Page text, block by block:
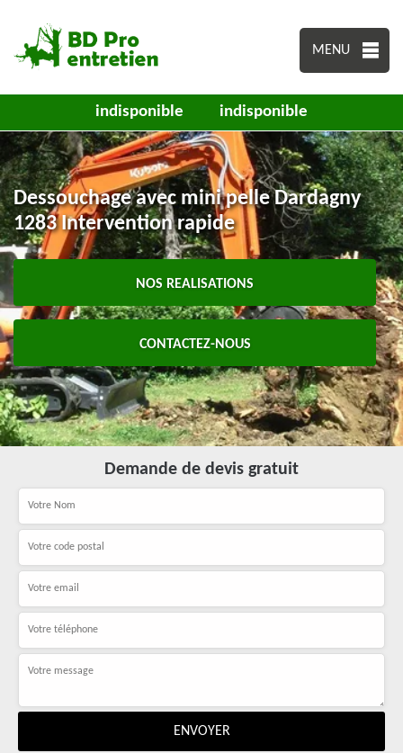
MENU
indisponible indisponible
Dessouchage avec mini pelle Dardagny
1283 Intervention rapide
NOS REALISATIONS
CONTACTEZ-NOUS
Demande de devis gratuit